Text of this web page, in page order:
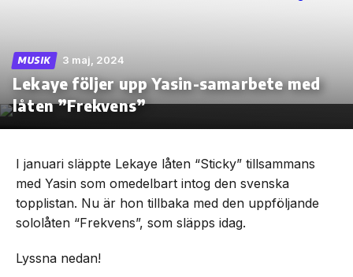
Skip
the
MUSIK 3 maj, 2024
Lekaye följer upp Yasin-samarbete med
låten ”Frekvens”
I januari släppte Lekaye låten “Sticky” tillsammans
med Yasin som omedelbart intog den svenska
topplistan. Nu är hon tillbaka med den uppföljande
sololåten “Frekvens”, som släpps idag.
Lyssna nedan!